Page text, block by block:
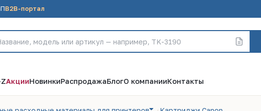
B2B-портал
АкцииНовинкиРаспродажаБлогО компанииКонтакты